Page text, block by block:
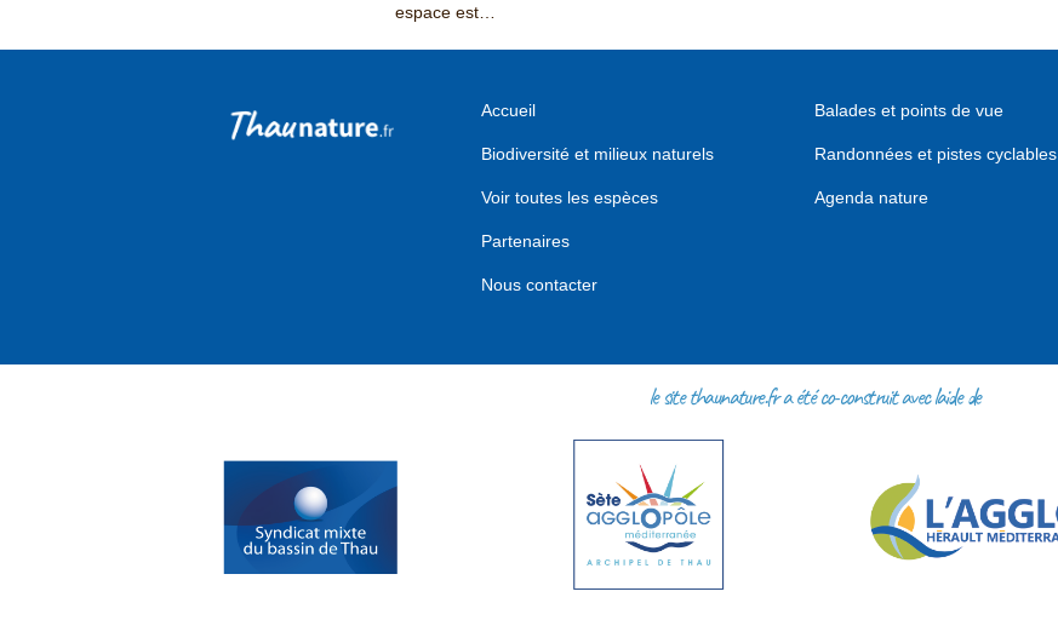
espace est…
Accueil
Biodiversité et milieux naturels
Voir toutes les espèces
Partenaires
Nous contacter
Balades et points de vue
Randonnées et pistes cyclables
Agenda nature
le site thaunature.fr a été co-construit avec l'aide de